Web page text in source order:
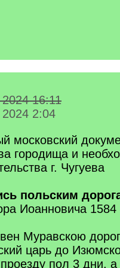
16:11
2:04
московский
городища и
г. Чугуева
польским
Иоанновича 1584
Муравскою
царь до
пол 3 дни,